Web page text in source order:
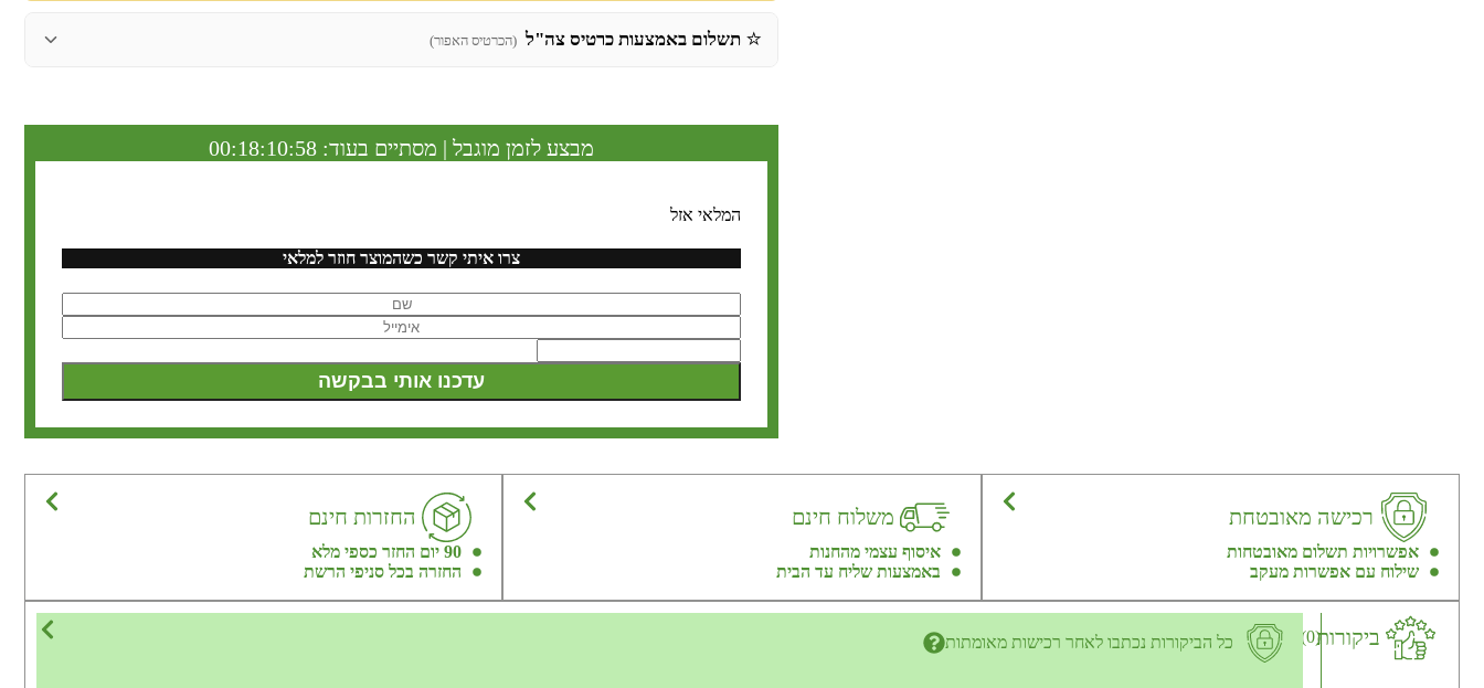
⭐ תשלום באמצעות כרטיס צה"ל (הכרטיס האפור)
מבצע לזמן מוגבל | מסתיים בעוד: 00:18:10:57
המלאי אזל
צרו איתי קשר כשהמוצר חוזר למלאי
רכישה מאובטחת
אפשרויות תשלום מאובטחות
שילוח עם אפשרות מעקב
משלוח חינם
איסוף עצמי מהחנות
באמצעות שליח עד הבית
החזרות חינם
90 יום החזר כספי מלא
החזרה בכל סניפי הרשת
ביקורות(0) כל הביקורות נכתבו לאחר רכישות מאומתות